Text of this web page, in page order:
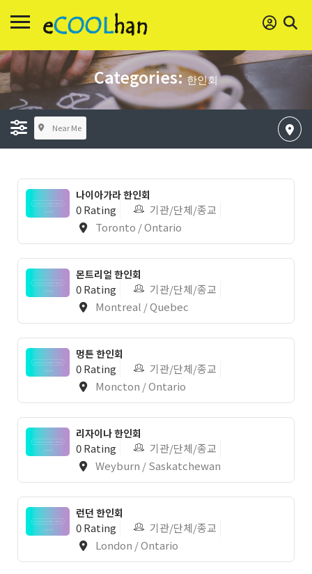
Categories:한인회
Near Me
나이아가라 한인회
0 Rating
기관/단체/종교
Toronto / Ontario
몬트리얼 한인회
0 Rating
기관/단체/종교
Montreal / Quebec
멍튼 한인회
0 Rating
기관/단체/종교
Moncton / Ontario
리자이나 한인회
0 Rating
기관/단체/종교
Weyburn / Saskatchewan
런던 한인회
0 Rating
기관/단체/종교
London / Ontario